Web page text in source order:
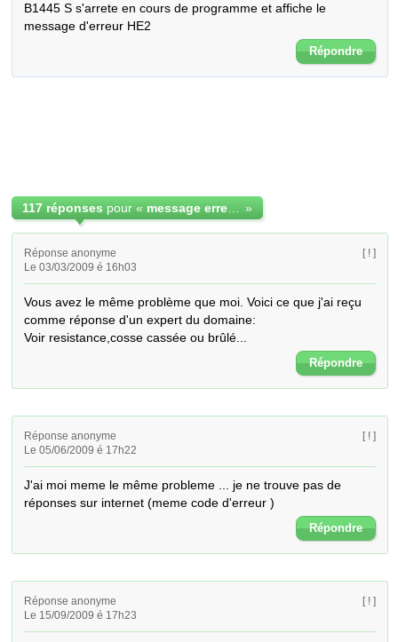
B1445 S s'arrete en cours de programme et affiche le
message d'erreur HE2
Répondre
117 réponses pour « »
Réponse anonyme
Le 03/03/2009 é 16h03
[ ! ]
Vous avez le même problème que moi. Voici ce que j'ai reçu
comme réponse d'un expert du domaine:
Voir resistance,cosse cassée ou brûlé...
Répondre
Réponse anonyme
Le 05/06/2009 é 17h22
[ ! ]
J'ai moi meme le même probleme ... je ne trouve pas de
réponses sur internet (meme code d'erreur )
Répondre
Réponse anonyme
Le 15/09/2009 é 17h23
[ ! ]